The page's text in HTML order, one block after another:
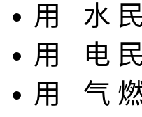
用 水
用
电
用 气